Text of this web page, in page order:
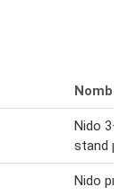
Nombre
Nido 3+
stand
Nido